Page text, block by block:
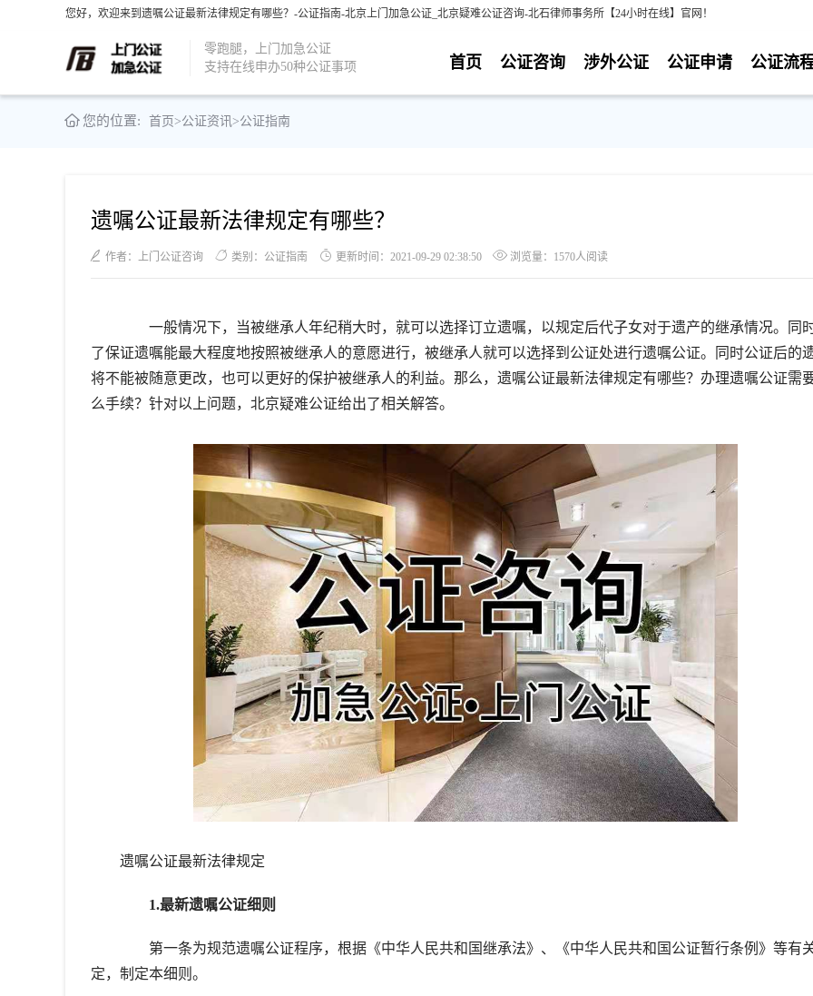
您好，欢迎来到遗嘱公证最新法律规定有哪些？-公证指南-北京上门加急公证_北京疑难公证咨询-北石律师事务所【24小时在线】官网！
零跑腿，上门加急公证
支持在线申办50种公证事项
公证流
公证申请
涉外公证
公证咨询
首页
您的位置: 首页>公证资讯>公证指南
遗嘱公证最新法律规定有哪些？
作者：上门公证咨询 类别：公证指南 更新时间：2021-09-29 02:38:50 浏览量：1570人阅读
一般情况下，当被继承人年纪稍大时，就可以选择订立遗嘱，以规定后代子女对于遗产的继承情况。同
了保证遗嘱能最大程度地按照被继承人的意愿进行，被继承人就可以选择到公证处进行遗嘱公证。同时公证后的
将不能被随意更改，也可以更好的保护被继承人的利益。那么，遗嘱公证最新法律规定有哪些？办理遗嘱公证需
么手续？针对以上问题，北京疑难公证给出了相关解答。
遗嘱公证最新法律规定
1.最新遗嘱公证细则
第一条为规范遗嘱公证程序，根据《中华人民共和国继承法》、《中华人民共和国公证暂行条例》等有
定，制定本细则。